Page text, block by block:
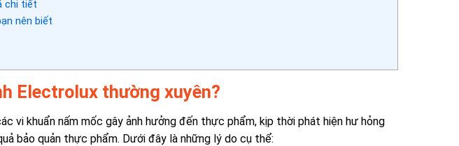
chi tiết
nên biết
Electrolux thường xuyên?
vi khuẩn nấm mốc gây ảnh hưởng đến thực phẩm, kịp thời phát hiện hư hỏng
bảo quản thực phẩm. Dưới đây là những lý do cụ thể: